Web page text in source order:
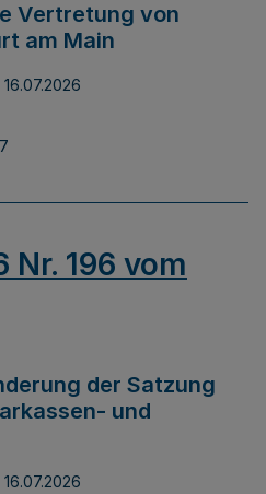
Vertretung von
am Main
16.07.2026
Nr. 196 vom
der Satzung
und
16.07.2026